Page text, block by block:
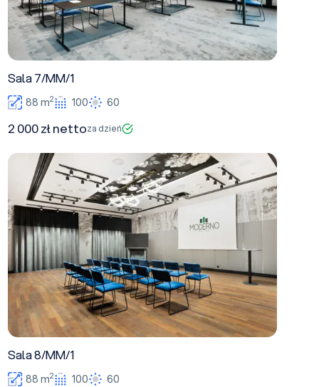
Sala 7/MM/1
88 m2 100 60
2 000 zł nettoza dzień
Sala 8/MM/1
Sala 8/MM/1
88 m2 100 60